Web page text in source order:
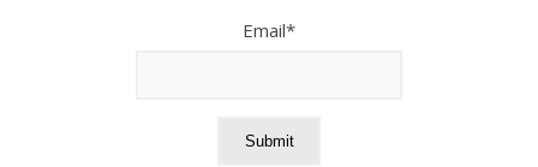
Email*